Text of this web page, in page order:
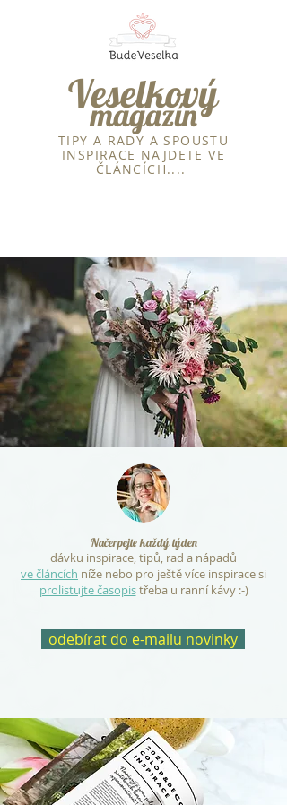
Veselkový
magazín
TIPY A RADY A SPOUSTU
INSPIRACE NAJDETE VE
ČLÁNCÍCH....
Načerpejte každý týden
dávku inspirace, tipů, rad a nápadů
ve článcích níže nebo pro ještě více inspirace si
prolistujte časopistřeba u ranní kávy :-)
odebírat do e-mailu novinky